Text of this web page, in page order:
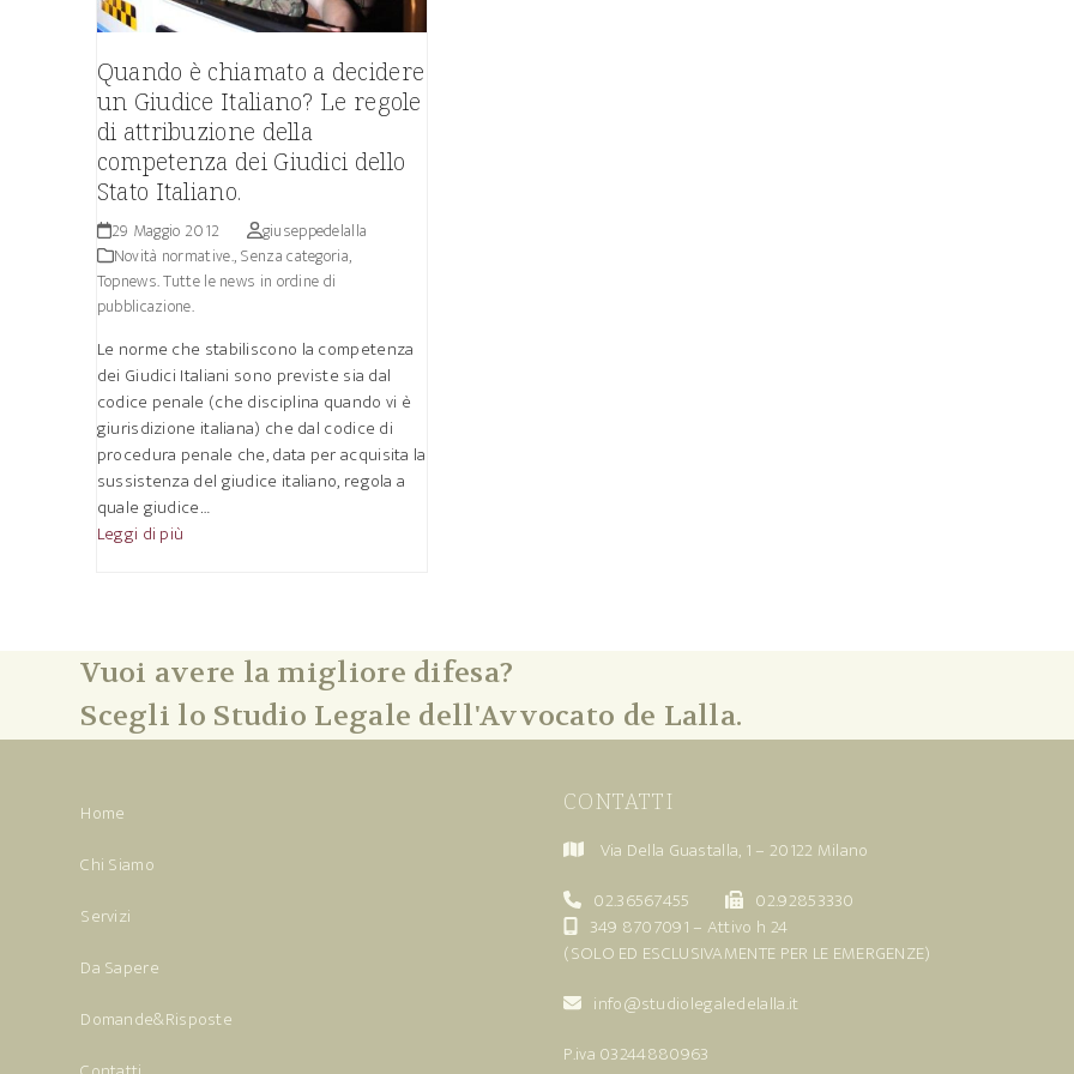
Quando è chiamato a decidere
un Giudice Italiano? Le regole
di attribuzione della
competenza dei Giudici dello
Stato Italiano.
29 Maggio 2012
giuseppedelalla
Novità normative.,Senza categoria,
Topnews. Tutte le news in ordine di
pubblicazione.
Le norme che stabiliscono la competenza
dei Giudici Italiani sono previste sia dal
codice penale (che disciplina quando vi è
giurisdizione italiana) che dal codice di
procedura penale che, data per acquisita la
sussistenza del giudice italiano, regola a
quale giudice…
Leggi di più
Vuoi avere la migliore difesa?
Scegli lo Studio Legale dell'Avvocato de Lalla.
Home
Chi Siamo
Servizi
Da Sapere
Domande&Risposte
CONTATTI
Via Della Guastalla, 1 – 20122 Milano
02.36567455
02.92853330
349 8707091 – Attivo h 24
(SOLO ED ESCLUSIVAMENTE PER LE EMERGENZE)
info@studiolegaledelalla.it
P.iva 03244880963